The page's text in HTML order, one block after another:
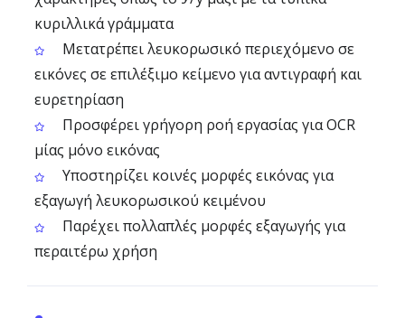
κυριλλικά γράμματα
Μετατρέπει λευκορωσικό περιεχόμενο σε
εικόνες σε επιλέξιμο κείμενο για αντιγραφή και
ευρετηρίαση
Προσφέρει γρήγορη ροή εργασίας για OCR
μίας μόνο εικόνας
Υποστηρίζει κοινές μορφές εικόνας για
εξαγωγή λευκορωσικού κειμένου
Παρέχει πολλαπλές μορφές εξαγωγής για
περαιτέρω χρήση